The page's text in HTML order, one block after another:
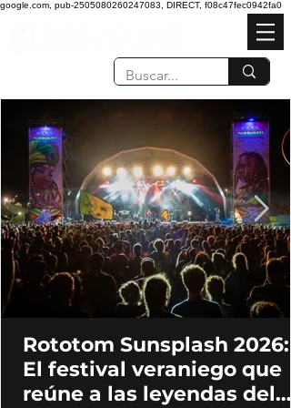
google.com, pub-2505080260247083, DIRECT, f08c47fec0942fa0
Rototom Sunsplash 2026:
El festival veraniego que
reúne a las leyendas del